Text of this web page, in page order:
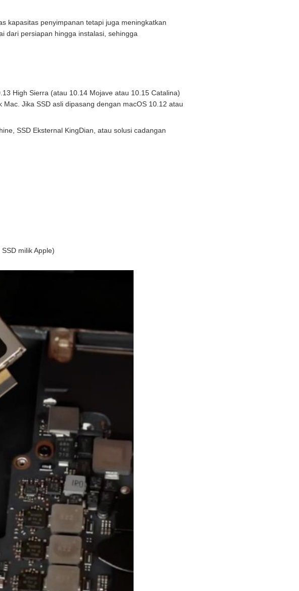
kapasitas penyimpanan tetapi juga meningkatkan
dari persiapan hingga instalasi, sehingga
High Sierra (atau 10.14 Mojave atau 10.15 Catalina)
Jika SSD asli dipasang dengan macOS 10.12 atau
SSD Eksternal KingDian, atau solusi cadangan
milik Apple)